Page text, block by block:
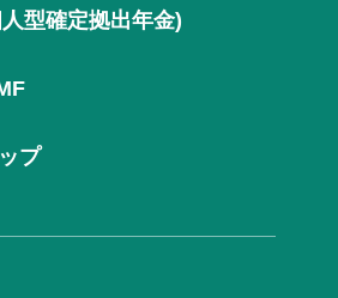
型確定拠出年金)
プ